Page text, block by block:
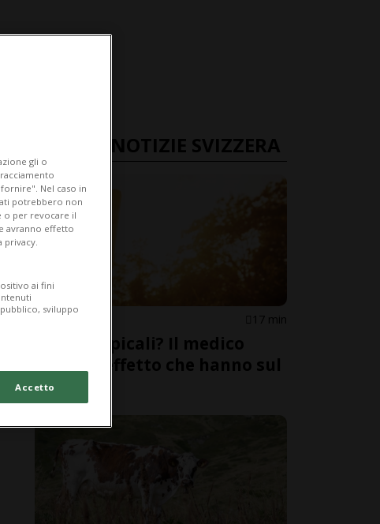
ULTIME NOTIZIE SVIZZERA
SVIZZERA 17 min
Notti tropicali? Il medico
spiega l'effetto che hanno sul
sonno
gli o
Nel caso in
potrebbero non
o per revocare il
avranno effetto
privacy.
ai fini
sviluppo
Accetto